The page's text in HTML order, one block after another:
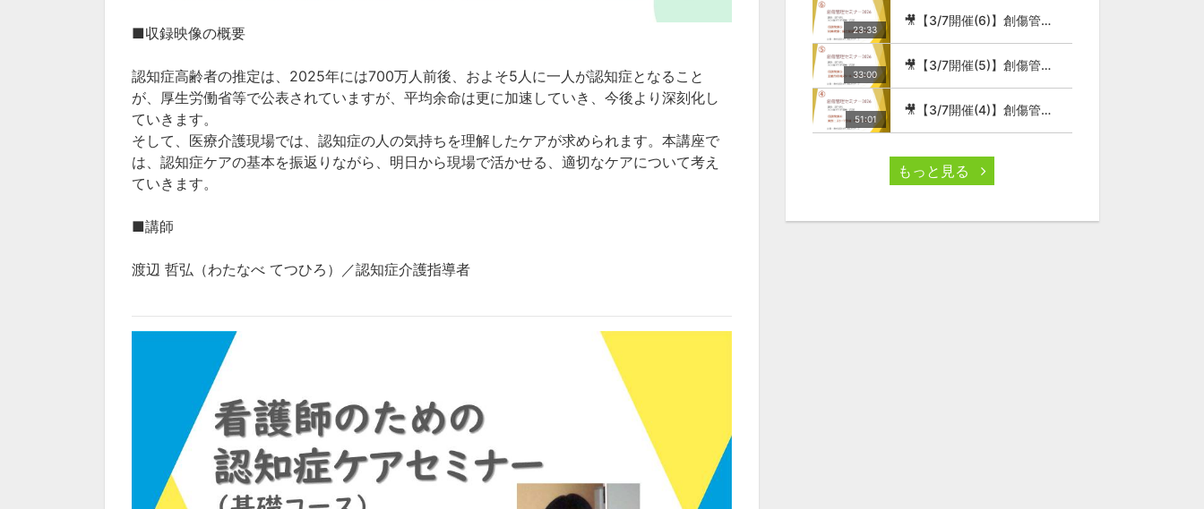
■収録映像の概要
認知症高齢者の推定は、2025年には700万人前後、およそ5人に一人が認知症となること
が、厚生労働省等で公表されていますが、平均余命は更に加速していき、今後より深刻化し
ていきます。
そして、医療介護現場では、認知症の人の気持ちを理解したケアが求められます。本講座で
は、認知症ケアの基本を振返りながら、明日から現場で活かせる、適切なケアについて考え
ていきます。
■講師
渡辺 哲弘（わたなべ てつひろ）／認知症介護指導者
23:33
🎥【3/7開催(6)】創傷管理セミナー2026
33:00
🎥【3/7開催(5)】創傷管理セミナー2026
51:01
🎥【3/7開催(4)】創傷管理セミナー2026
もっと見る